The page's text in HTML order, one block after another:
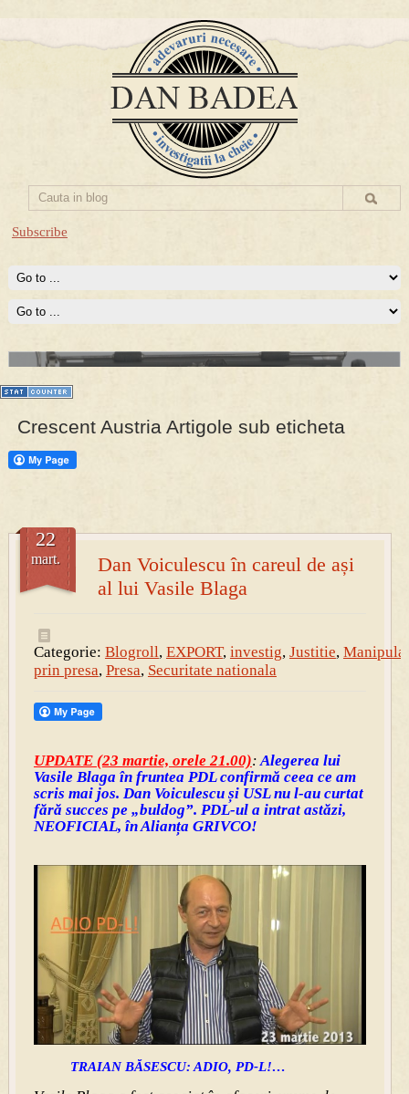
Subscribe
PRESA
Permise pentru vânătoarea de porci în costume, cu gulere albe
Prima mea carte publicata (Nemira)
Averea Presedintelui: prima lucrare despre controversatele
conturi secrete ale Securitatii.
Crescent Austria Artigole sub eticheta
Dan Voiculescu în careul de ași
al lui Vasile Blaga
22
mart.
Categorie: Blogroll, EXPORT, investig, Justitie,
prin presa, Presa, Securitate nationala
UPDATE (23 martie, orele 21.00):Alegerea lui
Vasile Blaga în fruntea PDL confirmă ceea ce am
scris mai jos. Dan Voiculescu și USL nu l-au curtat
fără succes pe „buldog”. PDL-ul a intrat astăzi,
NEOFICIAL, în Alianța GRIVCO!
TRAIAN BĂSESCU: ADIO, PD-L!…